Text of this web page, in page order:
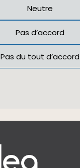
Neutre
Pas d’accord
Pas du tout d’accord